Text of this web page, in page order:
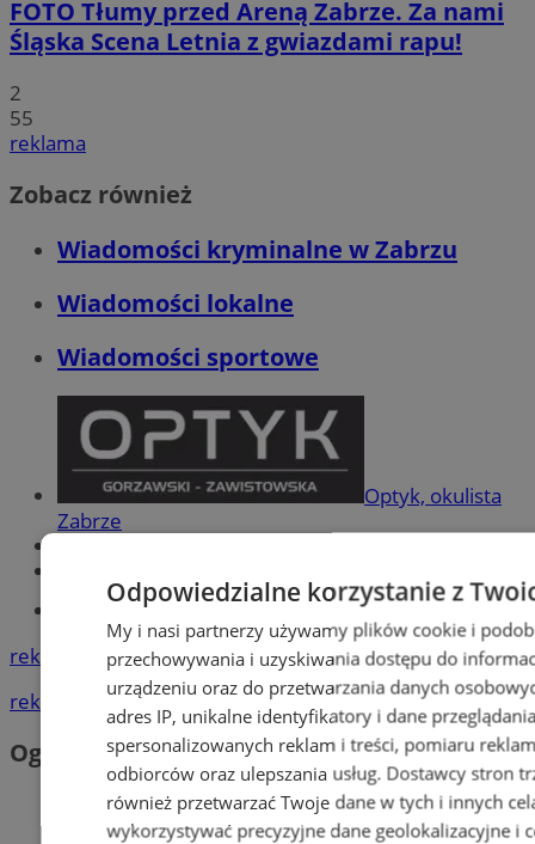
FOTO Tłumy przed Areną Zabrze. Za nami
Śląska Scena Letnia z gwiazdami rapu!
2
55
reklama
Zobacz również
Wiadomości kryminalne w Zabrzu
Wiadomości lokalne
Wiadomości sportowe
Optyk, okulista
Zabrze
Tworzenie stron www -Zabrze
reklama
reklama
Ogłoszenia
Odpowiedzialne korzystanie z
My i nasi partnerzy używamy plików cookie i
przechowywania i uzyskiwania dostępu do
urządzeniu oraz do przetwarzania danych
adres IP, unikalne identyfikatory i dane
spersonalizowanych reklam i treści, pomiaru
odbiorców oraz ulepszania usług. Dostawcy stron
również przetwarzać Twoje dane w tych i innych
wykorzystywać precyzyjne dane geolokalizacyjne i